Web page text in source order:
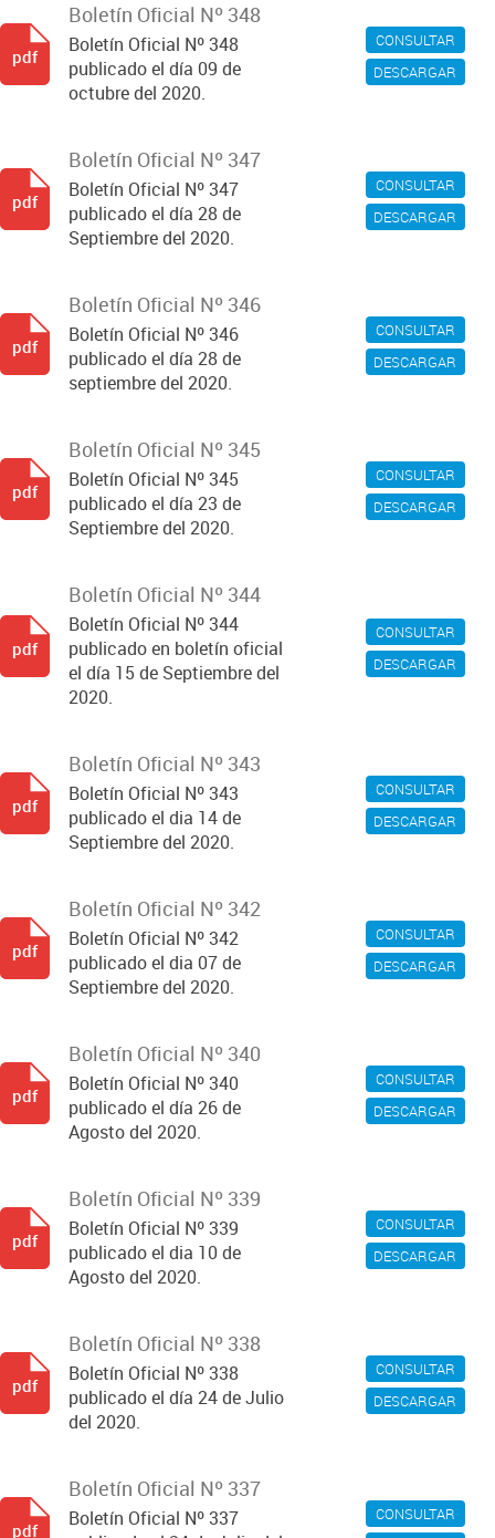
CONSULTAR
DESCARGAR
Boletín Oficial Nº 348
Boletín Oficial Nº 348
publicado el día 09 de
octubre del 2020.
pdf
CONSULTAR
DESCARGAR
Boletín Oficial Nº 347
Boletín Oficial Nº 347
publicado el día 28 de
Septiembre del 2020.
pdf
CONSULTAR
DESCARGAR
Boletín Oficial Nº 346
Boletín Oficial Nº 346
publicado el día 28 de
septiembre del 2020.
pdf
CONSULTAR
DESCARGAR
Boletín Oficial Nº 345
Boletín Oficial Nº 345
publicado el día 23 de
Septiembre del 2020.
pdf
CONSULTAR
DESCARGAR
Boletín Oficial Nº 344
Boletín Oficial Nº 344
publicado en boletín oficial
el día 15 de Septiembre del
2020.
pdf
CONSULTAR
DESCARGAR
Boletín Oficial Nº 343
Boletín Oficial Nº 343
publicado el dia 14 de
Septiembre del 2020.
pdf
CONSULTAR
DESCARGAR
Boletín Oficial Nº 342
Boletín Oficial Nº 342
publicado el dia 07 de
Septiembre del 2020.
pdf
CONSULTAR
DESCARGAR
Boletín Oficial Nº 340
Boletín Oficial Nº 340
publicado el día 26 de
Agosto del 2020.
pdf
CONSULTAR
DESCARGAR
Boletín Oficial Nº 339
Boletín Oficial Nº 339
publicado el dia 10 de
Agosto del 2020.
pdf
CONSULTAR
DESCARGAR
Boletín Oficial Nº 338
Boletín Oficial Nº 338
publicado el día 24 de Julio
del 2020.
pdf
CONSULTAR
Boletín Oficial Nº 337
Boletín Oficial Nº 337
pdf